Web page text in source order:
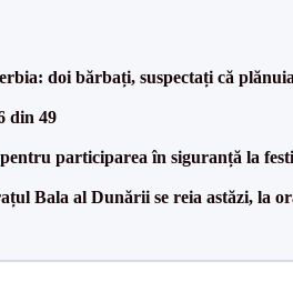
doi bărbați, suspectați că
din 49
participarea în siguranță la
Bala al Dunării se reia astăzi, la